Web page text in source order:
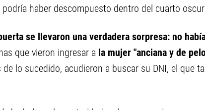
haber descompuesto dentro del cuarto
se llevaron una verdadera sorpresa: no
que vieron ingresar a la mujer "anciana y de
lo sucedido, acudieron a buscar su DNI, el que